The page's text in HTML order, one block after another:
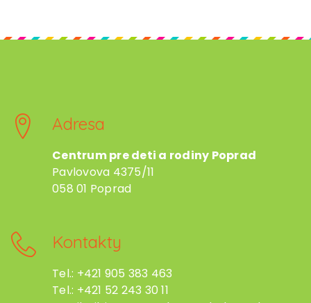
Adresa
Centrum pre deti a rodiny Poprad
Pavlovova 4375/11
058 01 Poprad
Kontakty
Tel.: +421 905 383 463
Tel.: +421 52 243 30 11